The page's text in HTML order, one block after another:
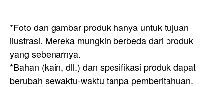
*Foto dan gambar produk hanya untuk tujuan
ilustrasi. Mereka mungkin berbeda dari produk
yang sebenarnya.
*Bahan (kain, dll.) dan spesifikasi produk dapat
berubah sewaktu-waktu tanpa pemberitahuan.